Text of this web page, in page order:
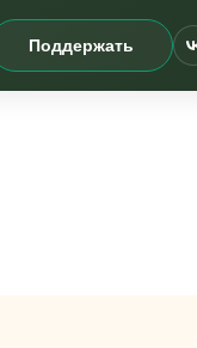
Поддержать